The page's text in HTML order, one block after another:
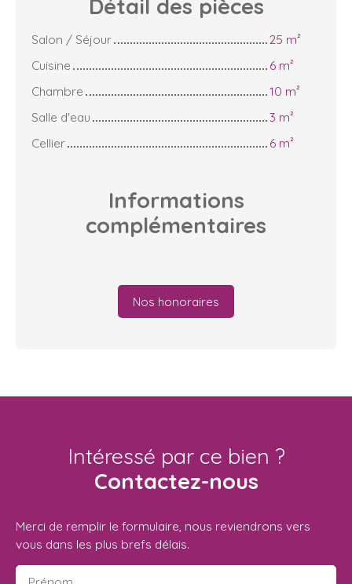
Détail des pièces
Salon / Séjour
25 m²
Cuisine
6 m²
Chambre
10 m²
Salle d'eau
3 m²
Cellier
6 m²
Informations
complémentaires
Nos honoraires
Intéressé par ce bien ?
Contactez-nous
Merci de remplir le formulaire, nous reviendrons vers
vous dans les plus brefs délais.